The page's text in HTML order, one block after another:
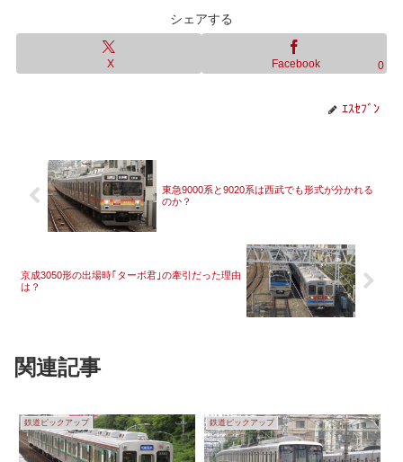
シェアする
X Facebook 0
ｴｽｾﾌﾞﾝ
東急9000系と9020系は西武でも形式が分かれる
のか？
京成3050形の出場時｢ターボ君｣の牽引だった理由
は？
関連記事
鉄道ピックアップ 鉄道ピックアップ